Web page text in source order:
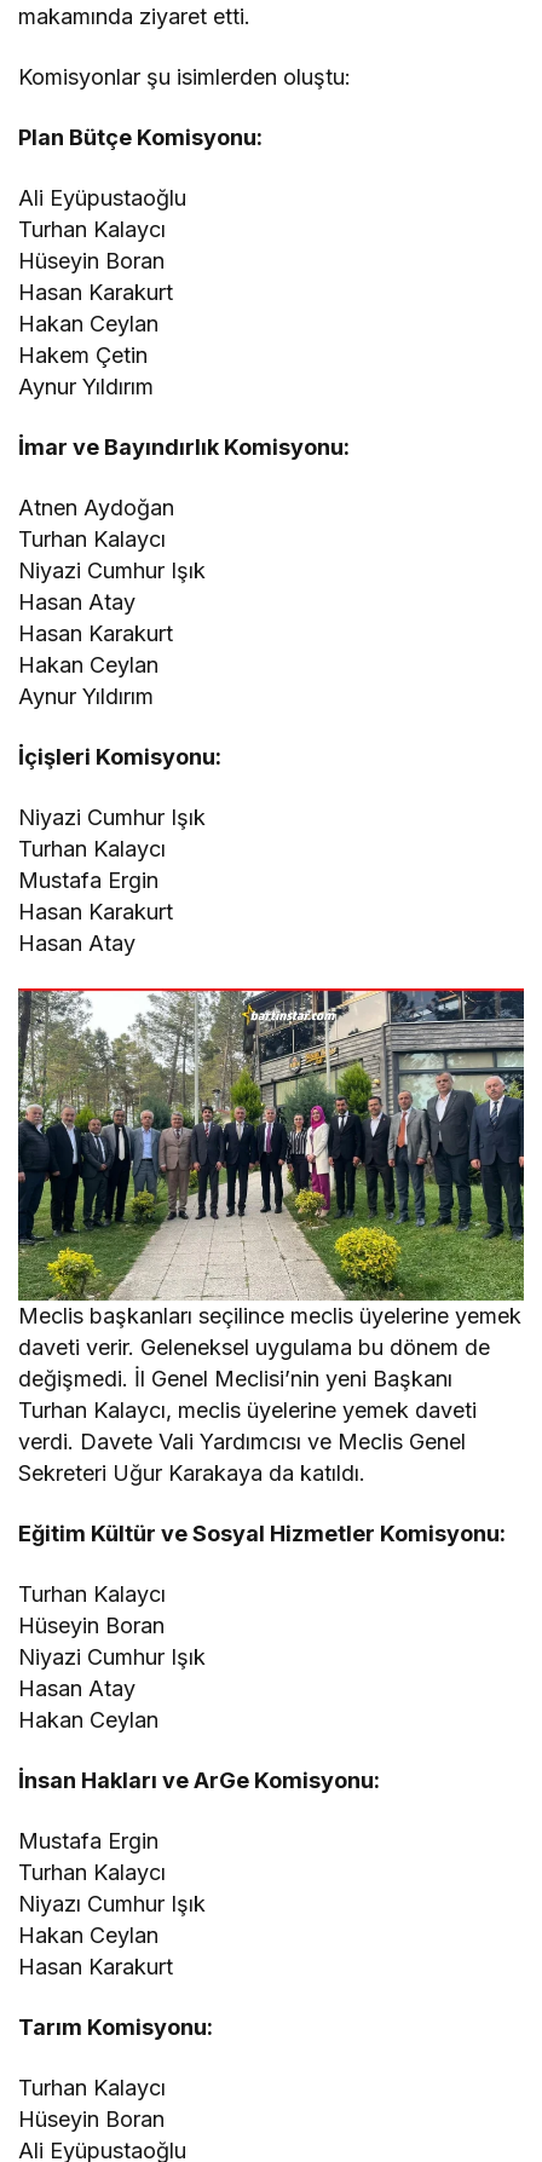
makamında ziyaret etti.
Komisyonlar şu isimlerden oluştu:
Plan Bütçe Komisyonu:
Ali Eyüpustaoğlu
Turhan Kalaycı
Hüseyin Boran
Hasan Karakurt
Hakan Ceylan
Hakem Çetin
Aynur Yıldırım
İmar ve Bayındırlık Komisyonu:
Atnen Aydoğan
Turhan Kalaycı
Niyazi Cumhur Işık
Hasan Atay
Hasan Karakurt
Hakan Ceylan
Aynur Yıldırım
İçişleri Komisyonu:
Niyazi Cumhur Işık
Turhan Kalaycı
Mustafa Ergin
Hasan Karakurt
Hasan Atay
Meclis başkanları seçilince meclis üyelerine yemek
daveti verir. Geleneksel uygulama bu dönem de
değişmedi. İl Genel Meclisi’nin yeni Başkanı
Turhan Kalaycı, meclis üyelerine yemek daveti
verdi. Davete Vali Yardımcısı ve Meclis Genel
Sekreteri Uğur Karakaya da katıldı.
Eğitim Kültür ve Sosyal Hizmetler Komisyonu:
Turhan Kalaycı
Hüseyin Boran
Niyazi Cumhur Işık
Hasan Atay
Hakan Ceylan
İnsan Hakları ve ArGe Komisyonu:
Mustafa Ergin
Turhan Kalaycı
Niyazı Cumhur Işık
Hakan Ceylan
Hasan Karakurt
Tarım Komisyonu:
Turhan Kalaycı
Hüseyin Boran
Ali Eyüpustaoğlu